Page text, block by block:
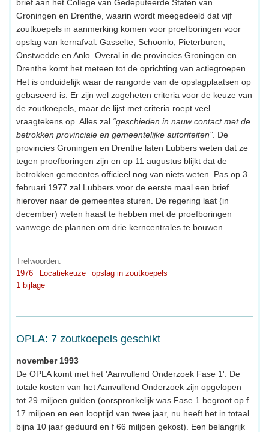
brief aan het College van Gedeputeerde Staten van
Groningen en Drenthe, waarin wordt meegedeeld dat vijf
zoutkoepels in aanmerking komen voor proefboringen voor
opslag van kernafval: Gasselte, Schoonlo, Pieterburen,
Onstwedde en Anlo. Overal in de provincies Groningen en
Drenthe komt het meteen tot de oprichting van actiegroepen.
Het is onduidelijk waar de rangorde van de opslagplaatsen op
gebaseerd is. Er zijn wel zogeheten criteria voor de keuze van
de zoutkoepels, maar de lijst met criteria roept veel
vraagtekens op. Alles zal “geschieden in nauw contact met de
betrokken provinciale en gemeentelijke autoriteiten” . De
provincies Groningen en Drenthe laten Lubbers weten dat ze
tegen proefboringen zijn en op 11 augustus blijkt dat de
betrokken gemeentes officieel nog van niets weten. Pas op 3
februari 1977 zal Lubbers voor de eerste maal een brief
hierover naar de gemeentes sturen. De regering laat (in
december) weten haast te hebben met de proefboringen
vanwege de plannen om drie kerncentrales te bouwen.
Trefwoorden:
1976
Locatiekeuze
opslag in zoutkoepels
1 bijlage
OPLA: 7 zoutkoepels geschikt
november 1993
De OPLA komt met het 'Aanvullend Onderzoek Fase 1'. De
totale kosten van het Aanvullend Onderzoek zijn opgelopen
tot 29 miljoen gulden (oorspronkelijk was Fase 1 begroot op f
17 miljoen en een looptijd van twee jaar, nu heeft het in totaal
bijna 10 jaar geduurd en f 66 miljoen gekost). Een belangrijk